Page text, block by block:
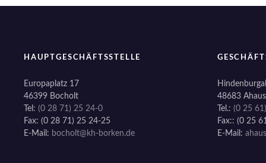
HAUPTGESCHÄFTSSTELLE
Europaplatz 17
46399 Bocholt
Tel: (0 28 71) 25 24-0
Fax: (0 28 71) 25 24-25
E-Mail: bocholt@kh-borken.de
48683 Ahaus
Tel.: (0 25
Fax:: (0 25
E-Mail: